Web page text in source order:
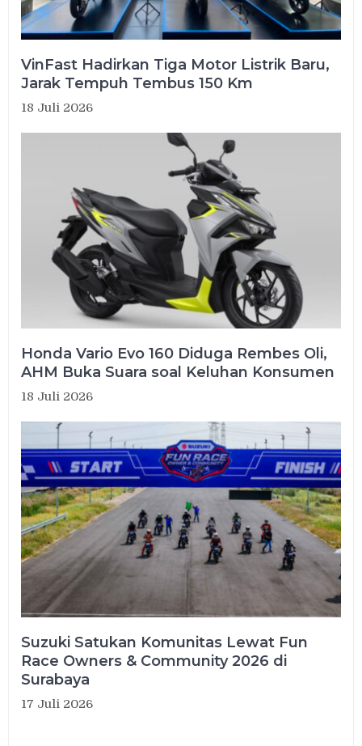
VinFast Hadirkan Tiga Motor Listrik Baru,
Jarak Tempuh Tembus 150 Km
18 Juli 2026
Honda Vario Evo 160 Diduga Rembes Oli,
AHM Buka Suara soal Keluhan Konsumen
18 Juli 2026
Suzuki Satukan Komunitas Lewat Fun
Race Owners & Community 2026 di
Surabaya
17 Juli 2026